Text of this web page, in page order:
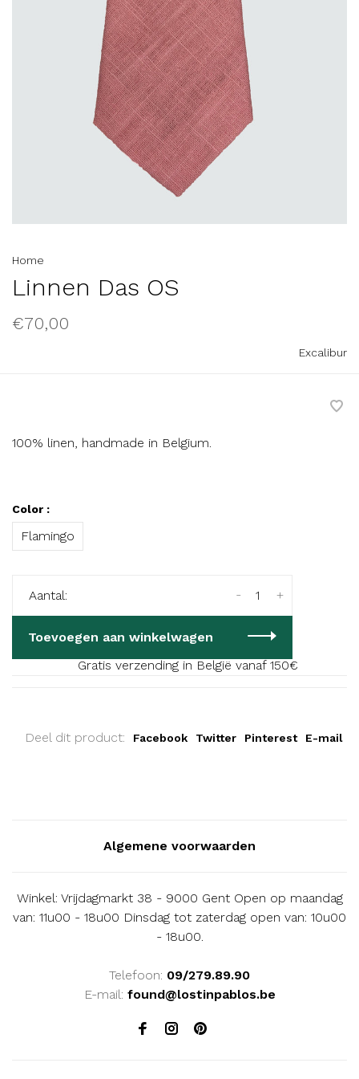
Home
Linnen Das OS
€70,00
Excalibur
100% linen, handmade in Belgium.
Color :
Flamingo
Aantal: +
-
Toevoegen aan winkelwagen
Gratis verzending in België vanaf 150€
Deel dit product: Facebook Twitter Pinterest E-mail
Algemene voorwaarden
Winkel: Vrijdagmarkt 38 - 9000 Gent Open op maandag
van: 11u00 - 18u00 Dinsdag tot zaterdag open van: 10u00
- 18u00.
Telefoon: 09/279.89.90
E-mail: found@lostinpablos.be